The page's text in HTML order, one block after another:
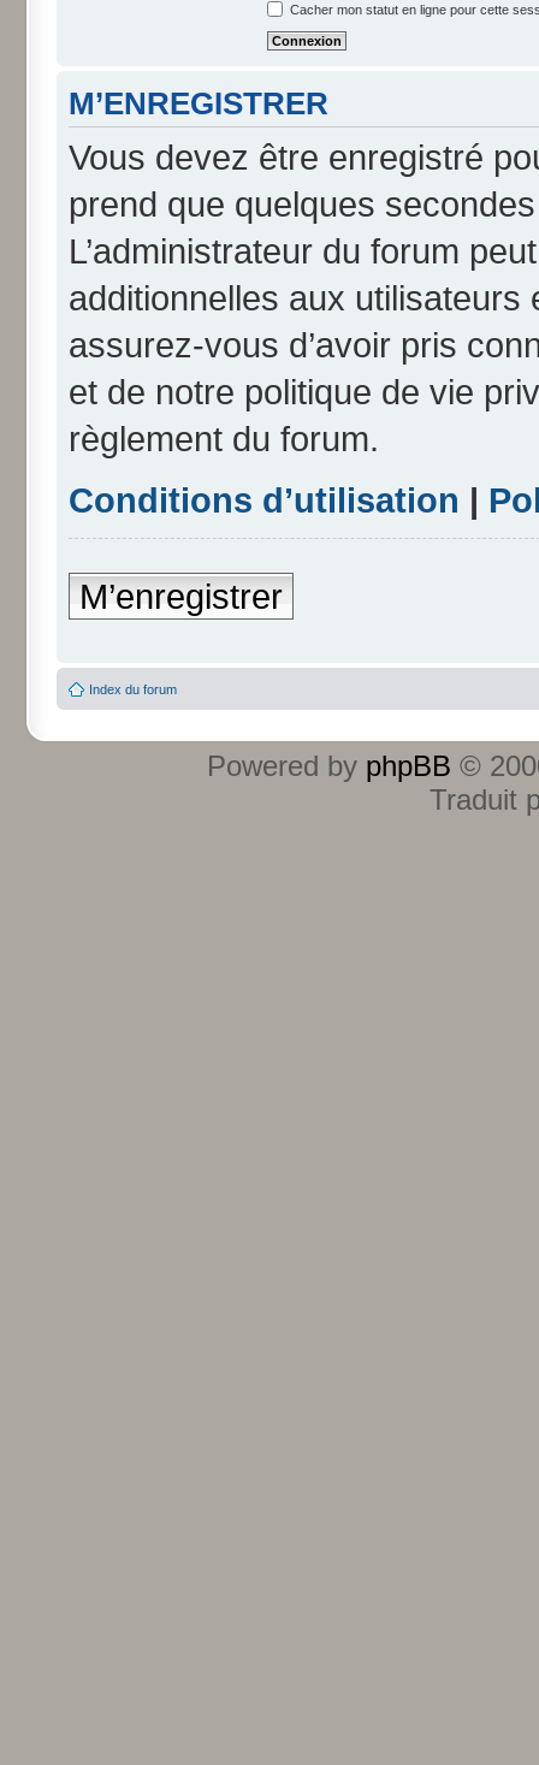
Cacher mon statut en ligne pour cette
M’ENREGISTRER
Vous devez être enregistré
prend que quelques
L’administrateur du forum
additionnelles aux
assurez-vous d’avoir pris
et de notre politique de vie
règlement du forum.
Conditions d’utilisation |
M’enregistrer
Index du forum
Powered by phpBB ©
Traduit